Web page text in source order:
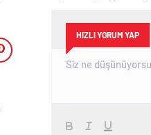
HIZLI YORUM YAP